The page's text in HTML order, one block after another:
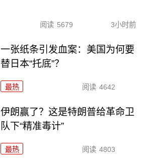
阅读 5679 3小时前
一张纸条引发血案：美国为何要
替日本“托底”？
最热 阅读 4642
伊朗赢了？这是特朗普给革命卫
队下“精准毒计”
最热 阅读 4803